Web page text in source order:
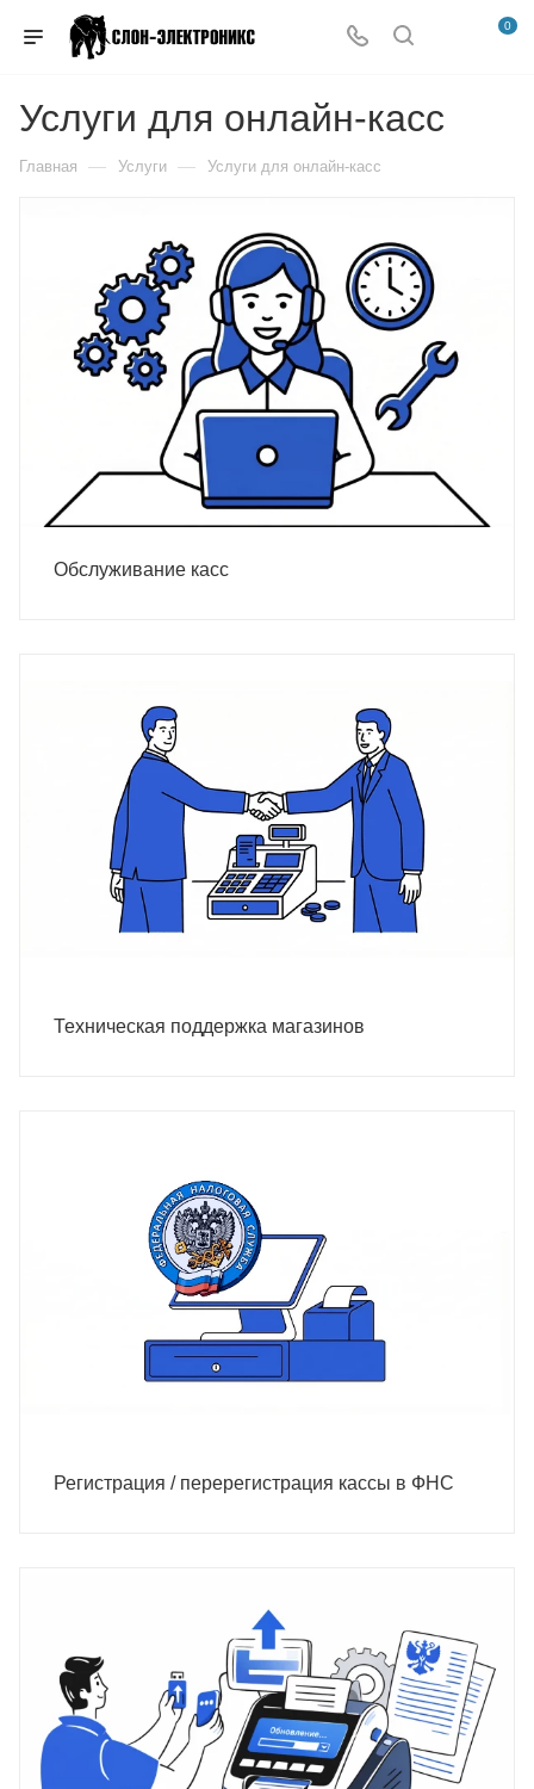
0
Услуги для онлайн-касс
Главная — Услуги — Услуги для онлайн-касс
Обслуживание касс
Техническая поддержка магазинов
Регистрация / перерегистрация кассы в ФНС